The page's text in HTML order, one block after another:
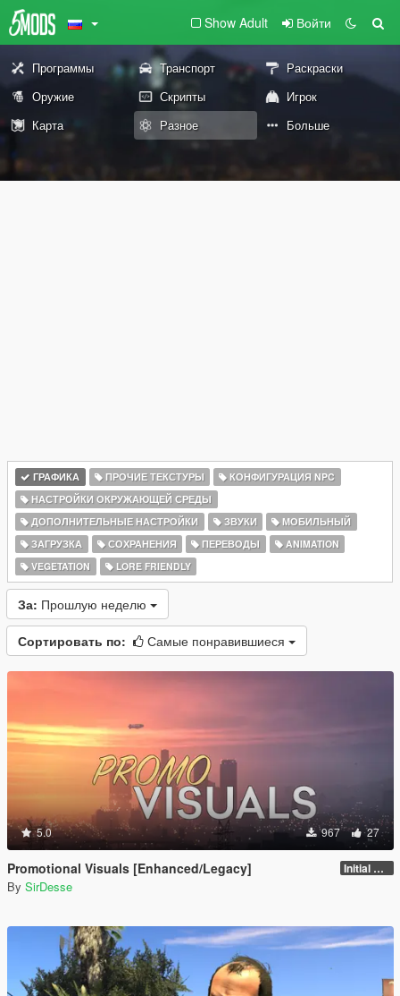
Show Adult Войти
Программы Транспорт
Раскраски
Оружие
Скрипты
Игрок
Карта
Разное Больше
ГРАФИКА ПРОЧИЕ ТЕКСТУРЫ
КОНФИГУРАЦИЯ NPC
НАСТРОЙКИ ОКРУЖАЮЩЕЙ СРЕДЫ
ДОПОЛНИТЕЛЬНЫЕ НАСТРОЙКИ
ЗВУКИ
МОБИЛЬНЫЙ
ЗАГРУЗКА
СОХРАНЕНИЯ ПЕРЕВОДЫ
ANIMATION
VEGETATION
LORE FRIENDLY
За: Прошлую неделю
Сортировать по: Самые понравившиеся
5.0 967 27
Promotional Visuals [Enhanced/Legacy] Initial Release
By SirDesse